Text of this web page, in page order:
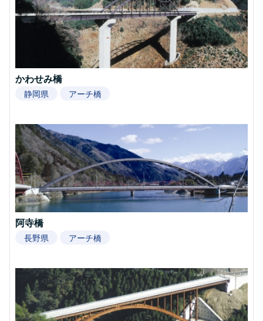
かわせみ橋
静岡県 アーチ橋
阿寺橋
長野県 アーチ橋